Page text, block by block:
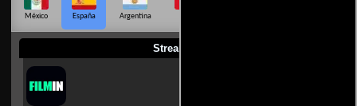
México España Argentina
Streaming